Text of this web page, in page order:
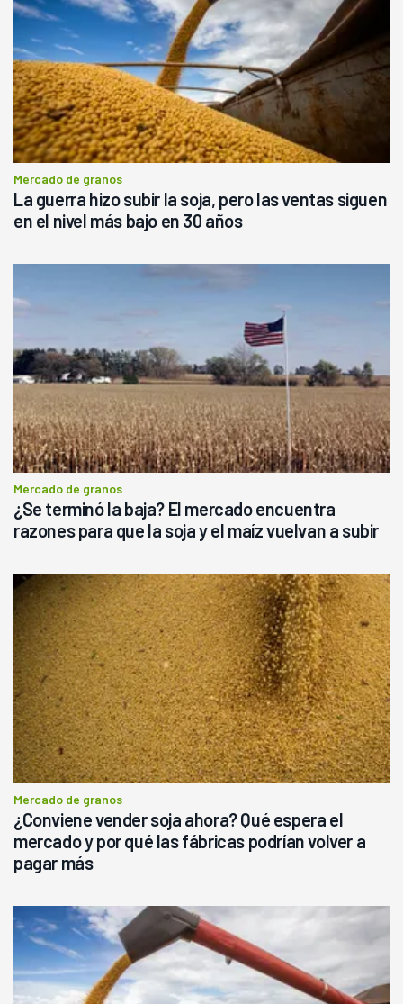
Mercado de granos
La guerra hizo subir la soja, pero las ventas siguen
en el nivel más bajo en 30 años
Mercado de granos
¿Se terminó la baja? El mercado encuentra
razones para que la soja y el maíz vuelvan a subir
Mercado de granos
¿Conviene vender soja ahora? Qué espera el
mercado y por qué las fábricas podrían volver a
pagar más